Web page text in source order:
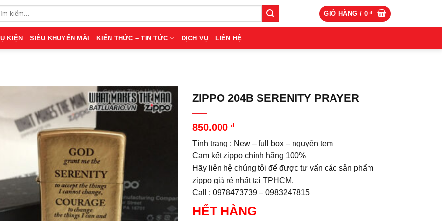
GIỎ HÀNG / 0₫
KIỆN SIÊU KHUYẾN MÃI KIẾN THỨC – TIN TỨC DỊCH VỤ LIÊN HỆ
ZIPPO 204B SERENITY PRAYER
850.000 ₫
Tình trạng : New – full box – nguyên tem
Cam kết zippo chính hãng 100%
Hãy liên hệ chúng tôi để được tư vấn các sản phẩm
zippo giá rẻ nhất tại TPHCM.
Call : 0978473739 – 0983247815
HẾT HÀNG